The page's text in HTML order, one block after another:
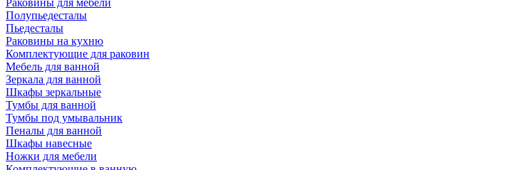
Раковины для мебели
Полупьедесталы
Пьедесталы
Раковины на кухню
Комплектующие для раковин
Мебель для ванной
Зеркала для ванной
Шкафы зеркальные
Тумбы для ванной
Тумбы под умывальник
Пеналы для ванной
Шкафы навесные
Ножки для мебели